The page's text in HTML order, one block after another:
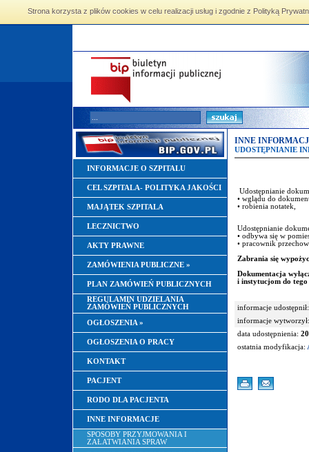
Strona korzysta z plików cookies w celu realizacji usług i zgodnie z Polityką
INFORMACJE O SZPITALU
CEL SZPITALA- POLITYKA JAKOŚCI
MAJĄTEK SZPITALA
LECZNICTWO
AKTY PRAWNE
ZAMÓWIENIA PUBLICZNE »
PLAN ZAMÓWIEŃ PUBLICZNYCH
REGULAMIN UDZIELANIA
ZAMÓWIEŃ PUBLICZNYCH
OGŁOSZENIA »
OGŁOSZENIA O PRACY
KONTAKT
PACJENT
RODO DLA PACJENTA
INNE INFORMACJE
SPOSOBY PRZYJMOWANIA I
ZAŁATWIANIA SPRAW
INNE
UDOSTĘPNIANIE
Udostępnianie
• wglądu do
• robienia notatek,
Udostępnianie
• odbywa się w
• pracownik
Zabrania się
Dokumentacja
i instytucjom do
informacje udostępnił:
informacje wytworzył:
data udostępnienia:
ostatnia modyfikacja: